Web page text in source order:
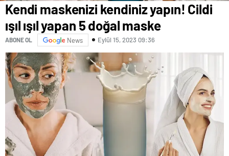
Kendi maskenizi kendiniz yapın! Cildi
ışıl ışıl yapan 5 doğal maske
ABONE OL News Eylül 15, 2023 09:36